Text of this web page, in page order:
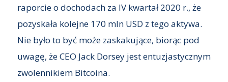
raporcie o dochodach za IV kwartał 2020 r., że
pozyskała kolejne 170 mln USD z tego aktywa.
Nie było to być może zaskakujące, biorąc pod
uwagę, że CEO Jack Dorsey jest entuzjastycznym
zwolennikiem Bitcoina.